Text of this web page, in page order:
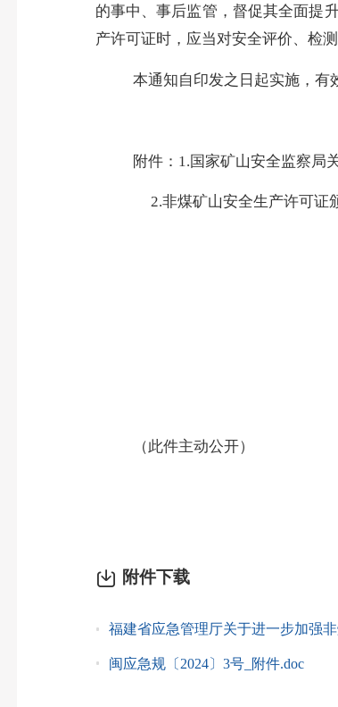
的事中、事后监管，督促其全面提
产许可证时，应当对安全评价、检
本通知自印发之日起实施，有
附件： 1.国家矿山安全监察局
2.非煤矿山安全生产许可证
（此件主动公开）
附件下载
福建省应急管理厅关于进一步加强
闽应急规〔2024〕3号_附件.doc